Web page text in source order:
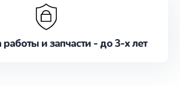
работы и запчасти - до 3-х лет